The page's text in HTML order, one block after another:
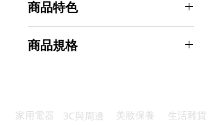
商品特色
智能AR：智能系統增加親子互動
商品規格
主要材質：金屬
家用電器 3C與周邊 美妝保養
生活雜貨